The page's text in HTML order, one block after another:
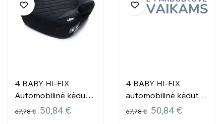
4 BABY HI-FIX
Automobilinė kėdutė
125-150cm BLACK I-
67,78 € 50,84 €
4 BABY HI-FIX
automobilinė kėdutė
125-150cm DARK
67,78 € 50,84 €